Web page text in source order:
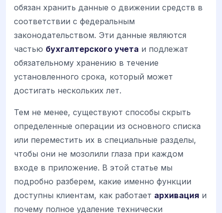
обязан хранить данные о движении средств в
соответствии с федеральным
законодательством. Эти данные являются
частью бухгалтерского учета и подлежат
обязательному хранению в течение
установленного срока, который может
достигать нескольких лет.
Тем не менее, существуют способы скрыть
определенные операции из основного списка
или переместить их в специальные разделы,
чтобы они не мозолили глаза при каждом
входе в приложение. В этой статье мы
подробно разберем, какие именно функции
доступны клиентам, как работает архивация и
почему полное удаление технически